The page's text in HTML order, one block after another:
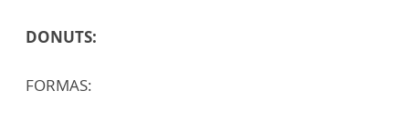
DONUTS:
FORMAS: